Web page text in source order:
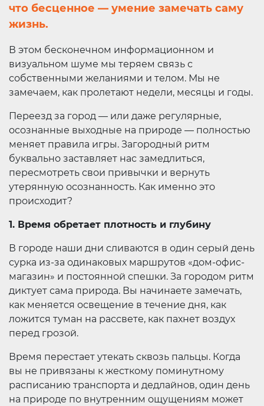
что бесценное — умение замечать саму
жизнь.
В этом бесконечном информационном и
визуальном шуме мы теряем связь с
собственными желаниями и телом. Мы не
замечаем, как пролетают недели, месяцы и годы.
Переезд за город — или даже регулярные,
осознанные выходные на природе — полностью
меняет правила игры. Загородный ритм
буквально заставляет нас замедлиться,
пересмотреть свои привычки и вернуть
утерянную осознанность. Как именно это
происходит?
1. Время обретает плотность и глубину
В городе наши дни сливаются в один серый день
сурка из-за одинаковых маршрутов «дом-офис-
магазин» и постоянной спешки. За городом ритм
диктует сама природа. Вы начинаете замечать,
как меняется освещение в течение дня, как
ложится туман на рассвете, как пахнет воздух
перед грозой.
Время перестает утекать сквозь пальцы. Когда
вы не привязаны к жесткому поминутному
расписанию транспорта и дедлайнов, один день
на природе по внутренним ощущениям может